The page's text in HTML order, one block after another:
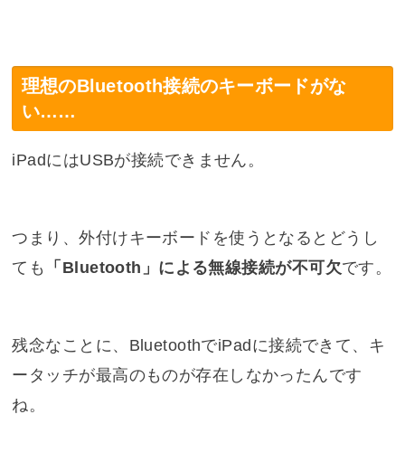
理想のBluetooth接続のキーボードがな
い……
iPadにはUSBが接続できません。
つまり、外付けキーボードを使うとなるとどうし
ても
「Bluetooth」による無線接続が不可欠です。
残念なことに、BluetoothでiPadに接続できて、キ
ータッチが最高のものが存在しなかったんです
ね。